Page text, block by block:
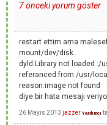
7 önceki yorum göster
restart ettim ama
mount/dev/disk...
dyld:Library not loaded
referanced from:/usr/
reason:image not found
diye bir hata mesajı
26 Mayıs 2013 jazzer Yardımcı